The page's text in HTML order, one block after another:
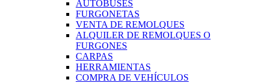
AUTOBUSES
FURGONETAS
VENTA DE REMOLQUES
ALQUILER DE REMOLQUES O
FURGONES
CARPAS
HERRAMIENTAS
COMPRA DE VEHÍCULOS